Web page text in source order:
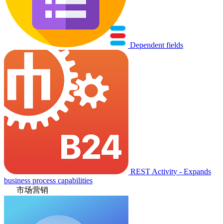
Dependent fields
REST Activity - Expands
business process capabilities
市场营销